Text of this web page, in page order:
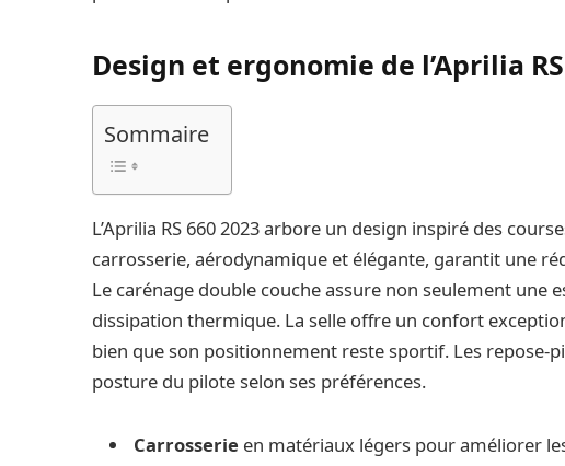
Design et ergonomie de l’Aprilia
Sommaire
L’Aprilia RS 660 2023 arbore un design inspiré des
carrosserie, aérodynamique et élégante, garantit une
Le carénage double couche assure non seulement une
dissipation thermique. La selle offre un confort
bien que son positionnement reste sportif. Les repose-
posture du pilote selon ses préférences.
Carrosserie en matériaux légers pour améliorer